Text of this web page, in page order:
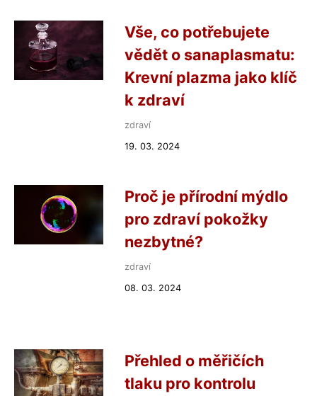
Vše, co potřebujete
vědět o sanaplasmatu:
Krevní plazma jako klíč
k zdraví
zdraví
19. 03. 2024
Proč je přírodní mýdlo
pro zdraví pokožky
nezbytné?
zdraví
08. 03. 2024
Přehled o měřičích
tlaku pro kontrolu